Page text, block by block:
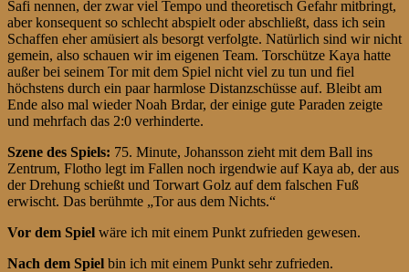
Safi nennen, der zwar viel Tempo und theoretisch Gefahr mitbringt,
aber konsequent so schlecht abspielt oder abschließt, dass ich sein
Schaffen eher amüsiert als besorgt verfolgte. Natürlich sind wir nicht
gemein, also schauen wir im eigenen Team. Torschütze Kaya hatte
außer bei seinem Tor mit dem Spiel nicht viel zu tun und fiel
höchstens durch ein paar harmlose Distanzschüsse auf. Bleibt am
Ende also mal wieder Noah Brdar, der einige gute Paraden zeigte
und mehrfach das 2:0 verhinderte.
Szene des Spiels: 75. Minute, Johansson zieht mit dem Ball ins
Zentrum, Flotho legt im Fallen noch irgendwie auf Kaya ab, der aus
der Drehung schießt und Torwart Golz auf dem falschen Fuß
erwischt. Das berühmte „Tor aus dem Nichts.“
Vor dem Spiel wäre ich mit einem Punkt zufrieden gewesen.
Nach dem Spiel bin ich mit einem Punkt sehr zufrieden.